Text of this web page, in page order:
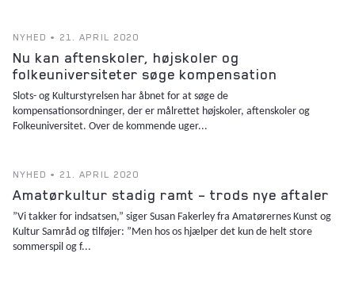
NYHED • 21. APRIL 2020
Nu kan aftenskoler, højskoler og
folkeuniversiteter søge kompensation
Slots- og Kulturstyrelsen har åbnet for at søge de
kompensationsordninger, der er målrettet højskoler, aftenskoler og
Folkeuniversitet. Over de kommende uger...
NYHED • 21. APRIL 2020
Amatørkultur stadig ramt – trods nye aftaler
”Vi takker for indsatsen,” siger Susan Fakerley fra Amatørernes Kunst og
Kultur Samråd og tilføjer: ”Men hos os hjælper det kun de helt store
sommerspil og f...